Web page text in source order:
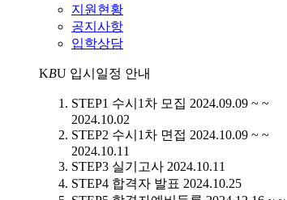
지원현황
공지사항
입학상담
KBU 입시일정 안내
STEP1 수시1차 모집 2024.09.09 ~ ~
2024.10.02
STEP2 수시1차 면접 2024.10.09 ~ ~
2024.10.11
STEP3 실기고사 2024.10.11
STEP4 합격자 발표 2024.10.25